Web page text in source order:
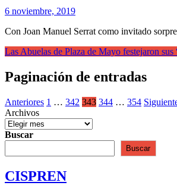
6 noviembre, 2019
Con Joan Manuel Serrat como invitado
Las Abuelas de Plaza de Mayo festejaron sus
Paginación de entradas
Anteriores 1 … 342 343 344 … 354
Archivos
Buscar
Buscar
CISPREN